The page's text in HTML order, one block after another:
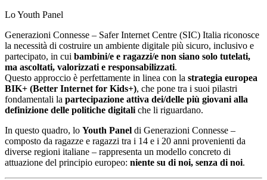
Lo Youth Panel
Generazioni Connesse – Safer Internet Centre (SIC) Italia riconosce
la necessità di costruire un ambiente digitale più sicuro, inclusivo e
partecipato, in cui bambini/e e ragazzi/e non siano solo tutelati,
ma ascoltati, valorizzati e responsabilizzati.
Questo approccio è perfettamente in linea con la strategia europea
BIK+ (Better Internet for Kids+), che pone tra i suoi pilastri
fondamentali la partecipazione attiva dei/delle più giovani alla
definizione delle politiche digitali che li riguardano.
In questo quadro, lo Youth Panel di Generazioni Connesse –
composto da ragazze e ragazzi tra i 14 e i 20 anni provenienti da
diverse regioni italiane – rappresenta un modello concreto di
attuazione del principio europeo: niente su di noi, senza di noi.